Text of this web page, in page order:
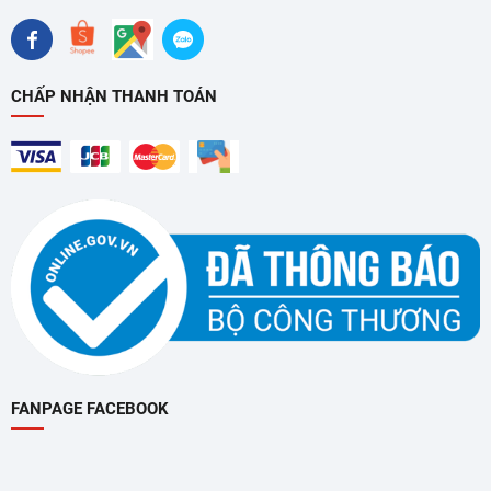
thời gian và công sức.
sống hiện đại
CHẤP NHẬN THANH TOÁN
FANPAGE FACEBOOK